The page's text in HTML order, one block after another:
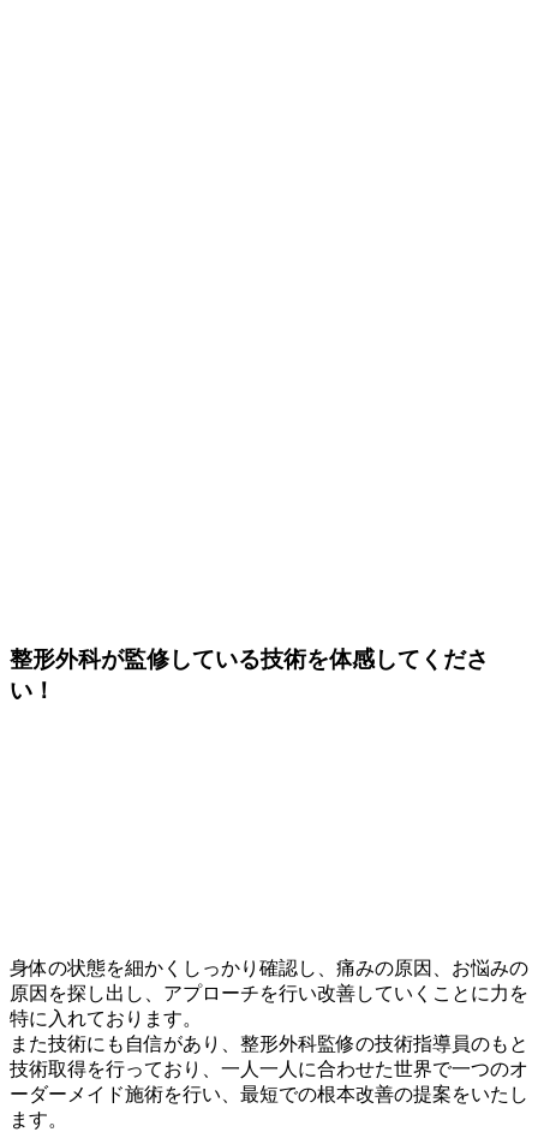
整形外科が監修している技術を体感してくださ
い！
身体の状態を細かくしっかり確認し、痛みの原因、お悩みの
原因を探し出し、アプローチを行い改善していくことに力を
特に入れております。
また技術にも自信があり、整形外科監修の技術指導員のもと
技術取得を行っており、一人一人に合わせた世界で一つのオ
ーダーメイド施術を行い、最短での根本改善の提案をいたし
ます。